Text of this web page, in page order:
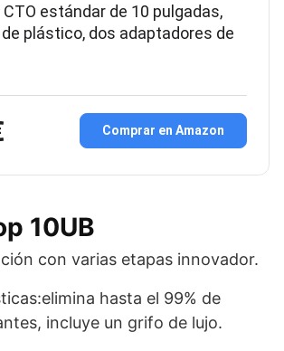
estándar de 10 pulgadas,
plástico, dos adaptadores de
Comprar en Amazon
10UB
con varias etapas innovador.
hasta el 99% de
incluye un grifo de lujo.